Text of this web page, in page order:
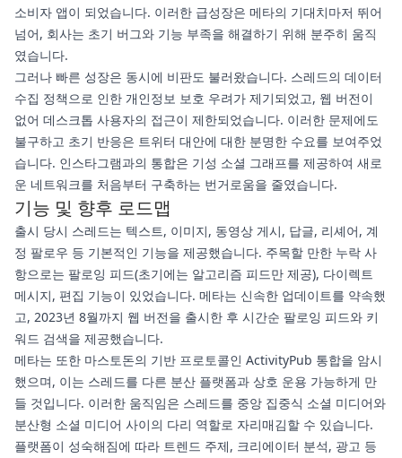
소비자 앱이 되었습니다. 이러한 급성장은 메타의 기대치마저 뛰어
넘어, 회사는 초기 버그와 기능 부족을 해결하기 위해 분주히 움직
였습니다.
그러나 빠른 성장은 동시에 비판도 불러왔습니다. 스레드의 데이터
수집 정책으로 인한 개인정보 보호 우려가 제기되었고, 웹 버전이
없어 데스크톱 사용자의 접근이 제한되었습니다. 이러한 문제에도
불구하고 초기 반응은 트위터 대안에 대한 분명한 수요를 보여주었
습니다. 인스타그램과의 통합은 기성 소셜 그래프를 제공하여 새로
운 네트워크를 처음부터 구축하는 번거로움을 줄였습니다.
기능 및 향후 로드맵
출시 당시 스레드는 텍스트, 이미지, 동영상 게시, 답글, 리셰어, 계
정 팔로우 등 기본적인 기능을 제공했습니다. 주목할 만한 누락 사
항으로는 팔로잉 피드(초기에는 알고리즘 피드만 제공), 다이렉트
메시지, 편집 기능이 있었습니다. 메타는 신속한 업데이트를 약속했
고, 2023년 8월까지 웹 버전을 출시한 후 시간순 팔로잉 피드와 키
워드 검색을 제공했습니다.
메타는 또한 마스토돈의 기반 프로토콜인 ActivityPub 통합을 암시
했으며, 이는 스레드를 다른 분산 플랫폼과 상호 운용 가능하게 만
들 것입니다. 이러한 움직임은 스레드를 중앙 집중식 소셜 미디어와
분산형 소셜 미디어 사이의 다리 역할로 자리매김할 수 있습니다.
플랫폼이 성숙해짐에 따라 트렌드 주제, 크리에이터 분석, 광고 등